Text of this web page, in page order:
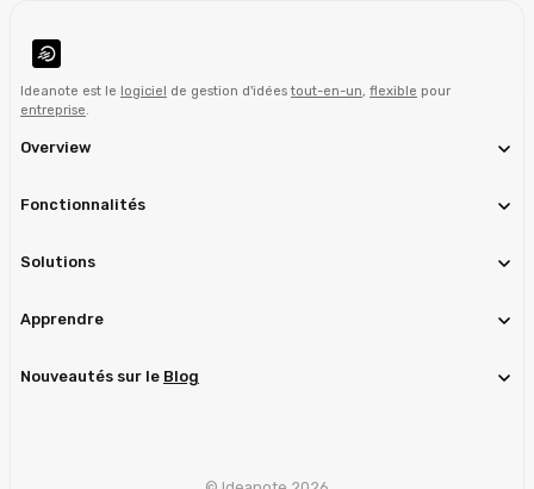
Ideanote est le logiciel de gestion d'idéestout-en-un, flexible pour
entreprise.
Overview
Fonctionnalités
Solutions
Apprendre
Nouveautés sur le Blog